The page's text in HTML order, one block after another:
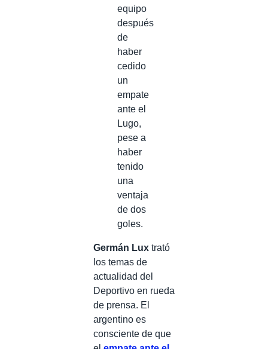
equipo
después
de
haber
cedido
un
empate
ante el
Lugo,
pese a
haber
tenido
una
ventaja
de dos
goles.
Germán Lux trató
los temas de
actualidad del
Deportivo en rueda
de prensa. El
argentino es
consciente de que